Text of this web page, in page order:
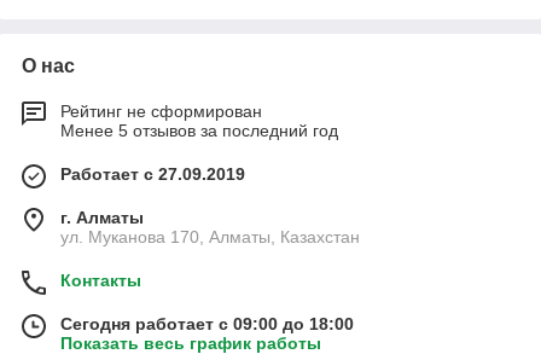
О нас
Рейтинг не сформирован
Менее 5 отзывов за последний год
Работает с 27.09.2019
г. Алматы
ул. Муканова 170, Алматы, Казахстан
Контакты
Сегодня работает с 09:00 до 18:00
Показать весь график работы